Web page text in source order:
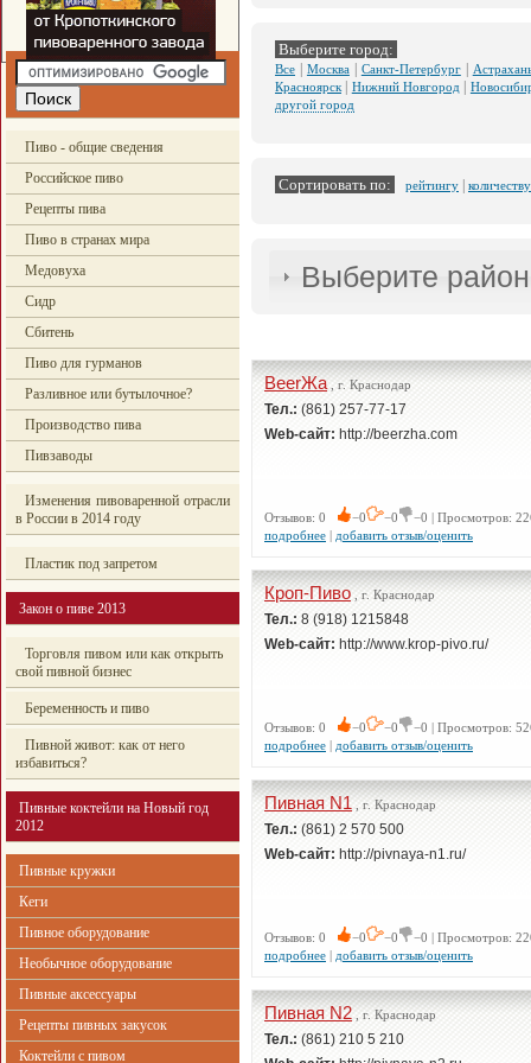
Пиво - общие сведения
Российское пиво
Рецепты пива
Пиво в странах мира
Медовуха
Сидр
Сбитень
Пиво для гурманов
Разливное или бутылочное?
Производство пива
Пивзаводы
Изменения пивоваренной отрасли
в России в 2014 году
Пластик под запретом
Закон о пиве 2013
Торговля пивом или как открыть
свой пивной бизнес
Беременность и пиво
Пивной живот: как от него
избавиться?
Пивные коктейли на Новый год
2012
Пивные кружки
Кеги
Пивное оборудование
Необычное оборудование
Пивные аксессуары
Рецепты пивных закусок
Коктейли с пивом
Выберите город:
Все Москва| Санкт-Петербург|
Красноярск| Нижний Новгород
другой город
Сортировать по: рейтингу
Выберите
BeerЖа, г. Краснодар
Тел.: (861) 257-77-17
Web-сайт: http://beerzha.com
Отзывов: 0 −0 −0
−0 | Просмотров:
подробнее | добавить отзыв/оценить
Кроп-Пиво, г. Краснодар
Тел.: 8 (918) 1215848
Web-сайт: http://www.krop-pivo.ru/
Отзывов: 0 −0 −0
−0 | Просмотров:
подробнее | добавить отзыв/оценить
Пивная N1 , г. Краснодар
Тел.: (861) 2 570 500
Web-сайт: http://pivnaya-n1.ru/
Отзывов: 0 −0 −0
−0 | Просмотров:
подробнее | добавить отзыв/оценить
Пивная N2 , г. Краснодар
Тел.: (861) 210 5 210